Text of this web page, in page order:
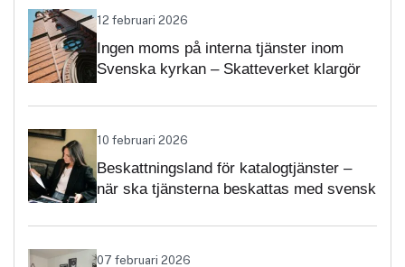
12 februari 2026
Ingen moms på interna tjänster inom
Svenska kyrkan – Skatteverket klargör
10 februari 2026
Beskattningsland för katalogtjänster –
när ska tjänsterna beskattas med svensk
07 februari 2026